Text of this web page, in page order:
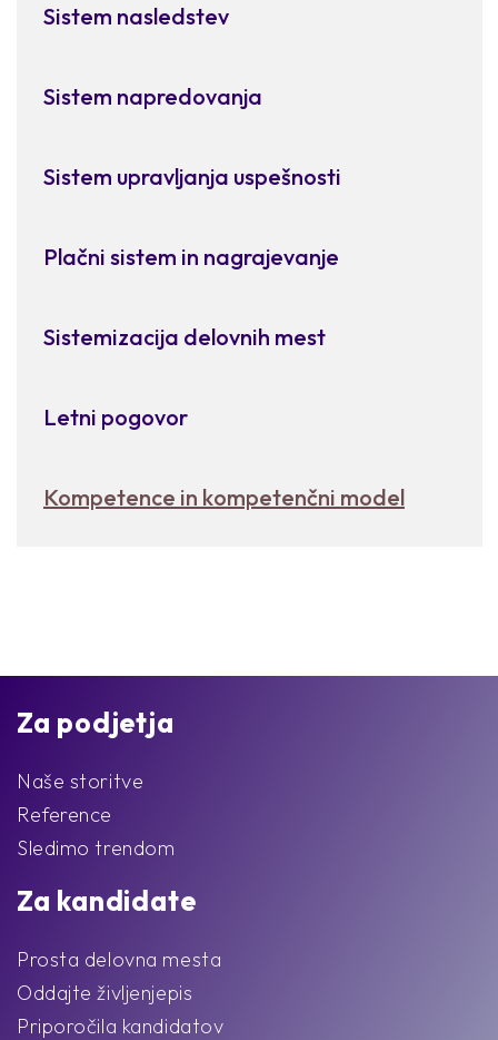
Sistem nasledstev
Sistem napredovanja
Sistem upravljanja uspešnosti
Plačni sistem in nagrajevanje
Sistemizacija delovnih mest
Letni pogovor
Kompetence in kompetenčni model
Za podjetja
Naše storitve
Reference
Sledimo trendom
Za kandidate
Prosta delovna mesta
Oddajte življenjepis
Priporočila kandidatov